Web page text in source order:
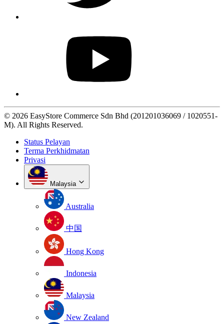
© 2026 EasyStore Commerce Sdn Bhd (201201036069 / 1020551-
M). All Rights Reserved.
Status Pelayan
Terma Perkhidmatan
Privasi
Malaysia
Australia
中国
Hong Kong
Indonesia
Malaysia
New Zealand